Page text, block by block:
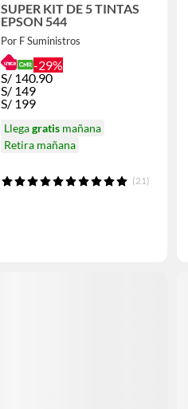
SUPER KIT DE 5 TINTAS
EPSON 544
Por F Suministros
-29%
S/ 140.90
S/ 149
S/ 199
Llegagratismañana
Retira mañana
(21)